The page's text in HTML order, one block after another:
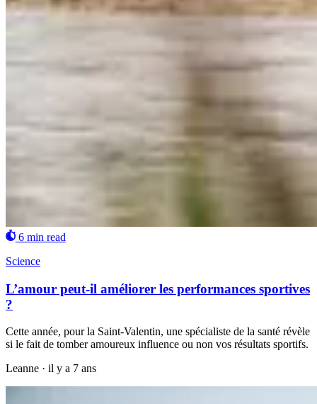
6 min read
Science
L’amour peut-il améliorer les performances sportives
?
Cette année, pour la Saint-Valentin, une spécialiste de la santé révèle
si le fait de tomber amoureux influence ou non vos résultats sportifs.
Leanne · il y a 7 ans